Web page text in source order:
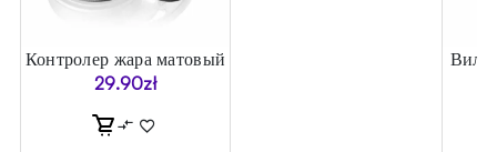
Контролер жара матовый
29.90zł